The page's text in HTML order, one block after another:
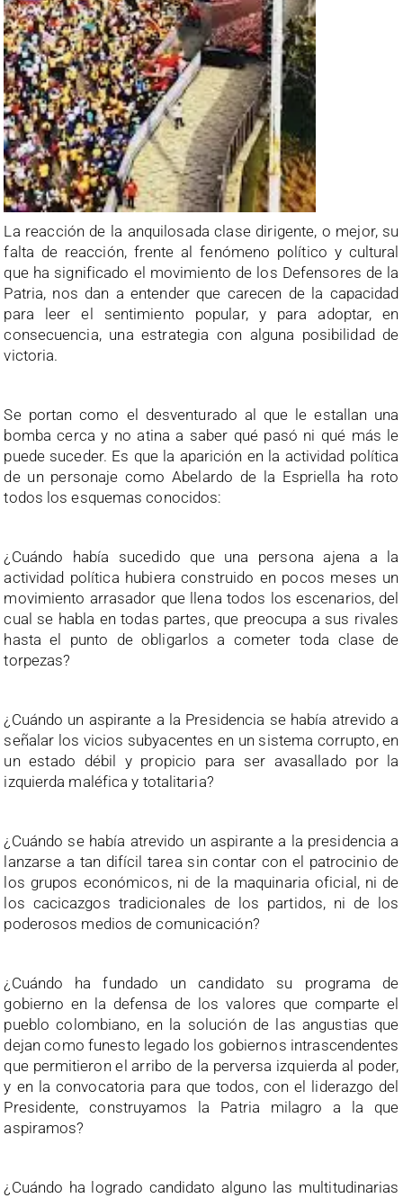
La reacción de la anquilosada clase dirigente, o mejor, su
falta de reacción, frente al fenómeno político y cultural
que ha significado el movimiento de los Defensores de la
Patria, nos dan a entender que carecen de la capacidad
para leer el sentimiento popular, y para adoptar, en
consecuencia, una estrategia con alguna posibilidad de
victoria.
Se portan como el desventurado al que le estallan una
bomba cerca y no atina a saber qué pasó ni qué más le
puede suceder. Es que la aparición en la actividad política
de un personaje como Abelardo de la Espriella ha roto
todos los esquemas conocidos:
¿Cuándo había sucedido que una persona ajena a la
actividad política hubiera construido en pocos meses un
movimiento arrasador que llena todos los escenarios, del
cual se habla en todas partes, que preocupa a sus rivales
hasta el punto de obligarlos a cometer toda clase de
torpezas?
¿Cuándo un aspirante a la Presidencia se había atrevido a
señalar los vicios subyacentes en un sistema corrupto, en
un estado débil y propicio para ser avasallado por la
izquierda maléfica y totalitaria?
¿Cuándo se había atrevido un aspirante a la presidencia a
lanzarse a tan difícil tarea sin contar con el patrocinio de
los grupos económicos, ni de la maquinaria oficial, ni de
los cacicazgos tradicionales de los partidos, ni de los
poderosos medios de comunicación?
¿Cuándo ha fundado un candidato su programa de
gobierno en la defensa de los valores que comparte el
pueblo colombiano, en la solución de las angustias que
dejan como funesto legado los gobiernos intrascendentes
que permitieron el arribo de la perversa izquierda al poder,
y en la convocatoria para que todos, con el liderazgo del
Presidente, construyamos la Patria milagro a la que
aspiramos?
¿Cuándo ha logrado candidato alguno las multitudinarias